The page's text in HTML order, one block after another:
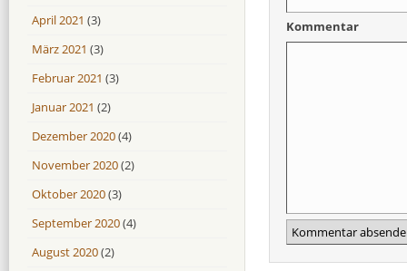
Kommentar
April 2021 (3)
März 2021 (3)
Februar 2021 (3)
Januar 2021 (2)
Dezember 2020(4)
November 2020(2)
Oktober 2020(3)
September 2020(4)
August 2020(2)